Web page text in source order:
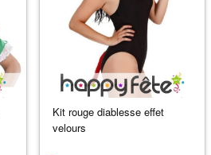
Kit rouge diablesse effet
velours